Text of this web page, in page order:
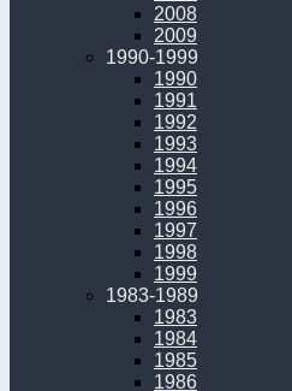
2008
2009
1990-1999
1990
1991
1992
1993
1994
1995
1996
1997
1998
1999
1983-1989
1983
1984
1985
1986